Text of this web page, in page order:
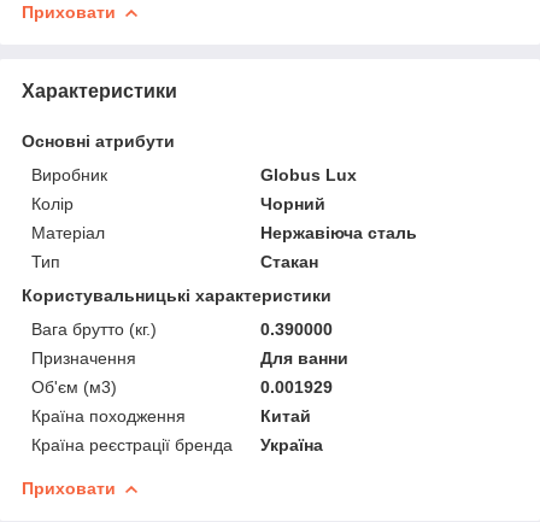
Приховати
Характеристики
Основні атрибути
Виробник
Globus Lux
Колір
Чорний
Матеріал
Нержавіюча сталь
Тип
Стакан
Користувальницькі характеристики
Вага брутто (кг.)
0.390000
Призначення
Для ванни
Об'єм (м3)
0.001929
Країна походження
Китай
Країна реєстрації бренда
Україна
Приховати